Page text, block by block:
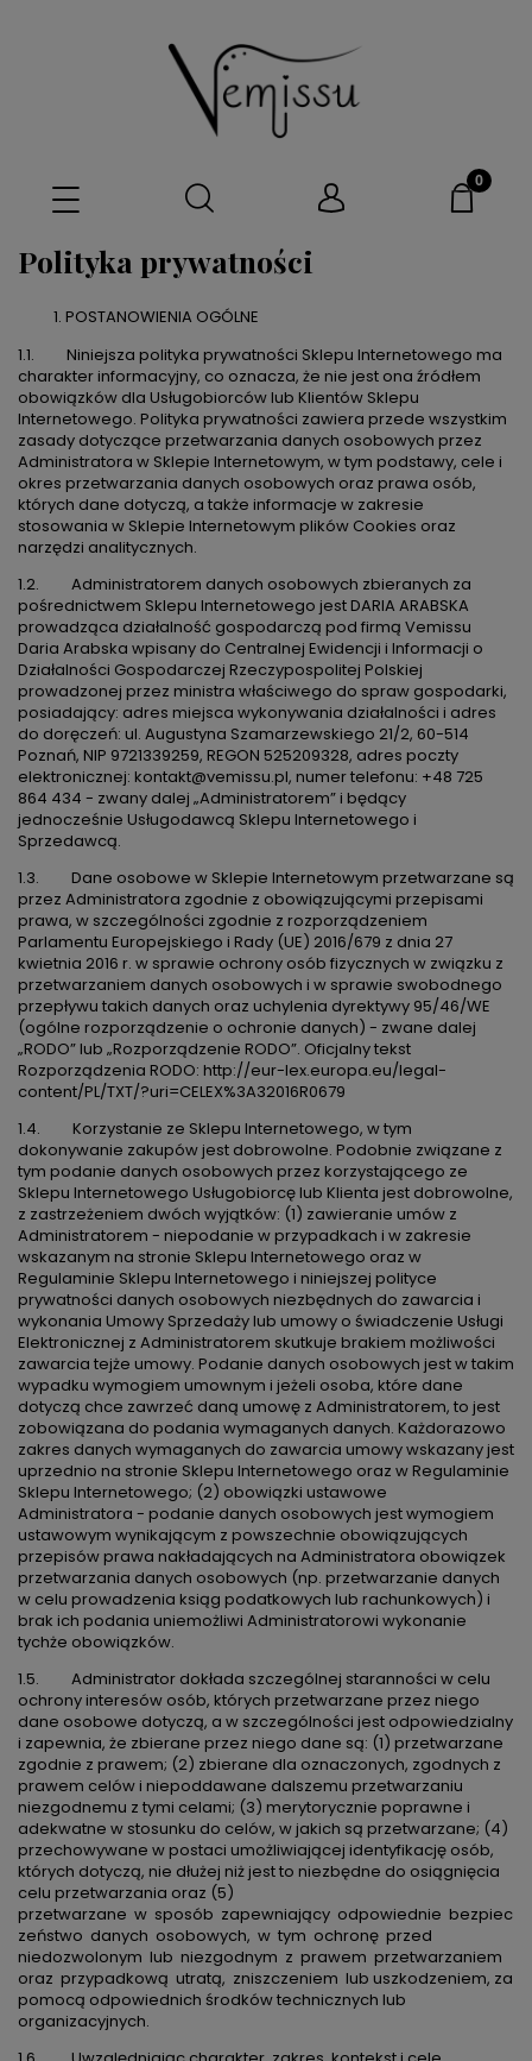
Polityka prywatności
POSTANOWIENIA OGÓLNE
1.1. Niniejsza polityka prywatności Sklepu Internetowego ma
charakter informacyjny, co oznacza, że nie jest ona źródłem
obowiązków dla Usługobiorców lub Klientów Sklepu
Internetowego. Polityka prywatności zawiera przede wszystkim
zasady dotyczące przetwarzania danych osobowych przez
Administratora w Sklepie Internetowym, w tym podstawy, cele i
okres przetwarzania danych osobowych oraz prawa osób,
których dane dotyczą, a także informacje w zakresie
stosowania w Sklepie Internetowym plików Cookies oraz
narzędzi analitycznych.
1.2. Administratorem danych osobowych zbieranych za
pośrednictwem Sklepu Internetowego jest DARIA ARABSKA
prowadząca działalność gospodarczą pod firmą Vemissu
Daria Arabska wpisany do Centralnej Ewidencji i Informacji o
Działalności Gospodarczej Rzeczypospolitej Polskiej
prowadzonej przez ministra właściwego do spraw gospodarki,
posiadający: adres miejsca wykonywania działalności i adres
do doręczeń: ul. Augustyna Szamarzewskiego 21/2, 60-514
Poznań, NIP 9721339259, REGON 525209328, adres poczty
elektronicznej: kontakt@vemissu.pl, numer telefonu: +48 725
864 434 - zwany dalej „Administratorem” i będący
jednocześnie Usługodawcą Sklepu Internetowego i
Sprzedawcą.
1.3. Dane osobowe w Sklepie Internetowym przetwarzane są
przez Administratora zgodnie z obowiązującymi przepisami
prawa, w szczególności zgodnie z rozporządzeniem
Parlamentu Europejskiego i Rady (UE) 2016/679 z dnia 27
kwietnia 2016 r. w sprawie ochrony osób fizycznych w związku z
przetwarzaniem danych osobowych i w sprawie swobodnego
przepływu takich danych oraz uchylenia dyrektywy 95/46/WE
(ogólne rozporządzenie o ochronie danych) - zwane dalej
„RODO” lub „Rozporządzenie RODO”. Oficjalny tekst
Rozporządzenia RODO: http://eur-lex.europa.eu/legal-
content/PL/TXT/?uri=CELEX%3A32016R0679
1.4. Korzystanie ze Sklepu Internetowego, w tym
dokonywanie zakupów jest dobrowolne. Podobnie związane z
tym podanie danych osobowych przez korzystającego ze
Sklepu Internetowego Usługobiorcę lub Klienta jest dobrowolne,
z zastrzeżeniem dwóch wyjątków: (1) zawieranie umów z
Administratorem - niepodanie w przypadkach i w zakresie
wskazanym na stronie Sklepu Internetowego oraz w
Regulaminie Sklepu Internetowego i niniejszej polityce
prywatności danych osobowych niezbędnych do zawarcia i
wykonania Umowy Sprzedaży lub umowy o świadczenie Usługi
Elektronicznej z Administratorem skutkuje brakiem możliwości
zawarcia tejże umowy. Podanie danych osobowych jest w takim
wypadku wymogiem umownym i jeżeli osoba, które dane
dotyczą chce zawrzeć daną umowę z Administratorem, to jest
zobowiązana do podania wymaganych danych. Każdorazowo
zakres danych wymaganych do zawarcia umowy wskazany jest
uprzednio na stronie Sklepu Internetowego oraz w Regulaminie
Sklepu Internetowego; (2) obowiązki ustawowe
Administratora - podanie danych osobowych jest wymogiem
ustawowym wynikającym z powszechnie obowiązujących
przepisów prawa nakładających na Administratora obowiązek
przetwarzania danych osobowych (np. przetwarzanie danych
w celu prowadzenia ksiąg podatkowych lub rachunkowych) i
brak ich podania uniemożliwi Administratorowi wykonanie
tychże obowiązków.
1.5. Administrator dokłada szczególnej staranności w celu
ochrony interesów osób, których przetwarzane przez niego
dane osobowe dotyczą, a w szczególności jest odpowiedzialny
i zapewnia, że zbierane przez niego dane są: (1) przetwarzane
zgodnie z prawem; (2) zbierane dla oznaczonych, zgodnych z
prawem celów i niepoddawane dalszemu przetwarzaniu
niezgodnemu z tymi celami; (3) merytorycznie poprawne i
adekwatne w stosunku do celów, w jakich są przetwarzane; (4)
przechowywane w postaci umożliwiającej identyfikację osób,
których dotyczą, nie dłużej niż jest to niezbędne do osiągnięcia
celu przetwarzania oraz (5)
przetwarzane w sposób zapewniający odpowiednie bezpiec
zeństwo danych osobowych, w tym ochronę przed
niedozwolonym lub niezgodnym z prawem przetwarzaniem
oraz przypadkową utratą, zniszczeniem lub uszkodzeniem, za
pomocą odpowiednich środków technicznych lub
organizacyjnych.